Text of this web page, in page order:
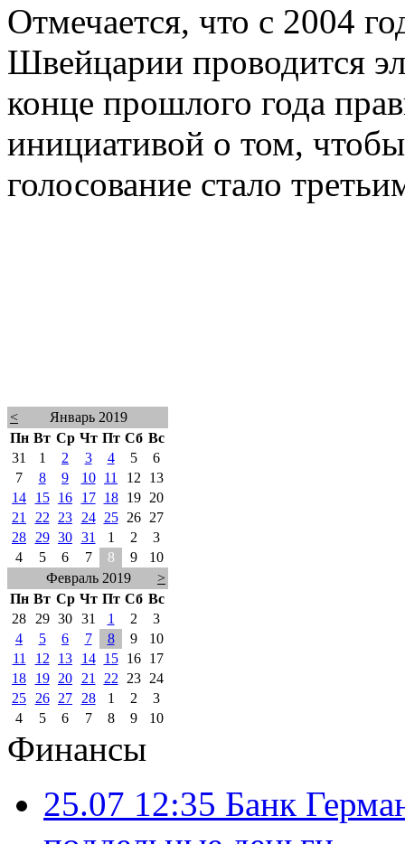
Отмечается, что с 2004
Швейцарии проводится
конце прошлого года
инициативой о том,
голосование стало
<
Январь 2019
Пн Вт Ср Чт Пт Сб Вс
31
1 2 3 4 5
6
7
8 9 10 11 12
13
14
15 16 17 18 19
20
21
22 23 24 25 26
27
28
29 30 31 1 2
3
4
5 6 7 8 9
10
Февраль 2019
>
Пн Вт Ср Чт Пт Сб Вс
28
29 30 31 1 2
3
4
5 6 7 8 9
10
11
12 13 14 15 16
17
18
19 20 21 22 23
24
25
26 27 28 1 2
3
4
5 6 7 8 9 10
Финансы
25.07 12:35 Банк